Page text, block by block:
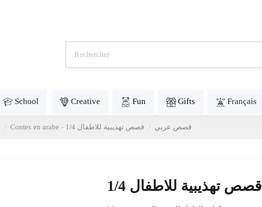
School Creative Fun Gifts Français
Contes en arabe - قصص عربي قصص تهذيبية للاطفال 1/4
قصص تهذيبية للاطفال 1/4